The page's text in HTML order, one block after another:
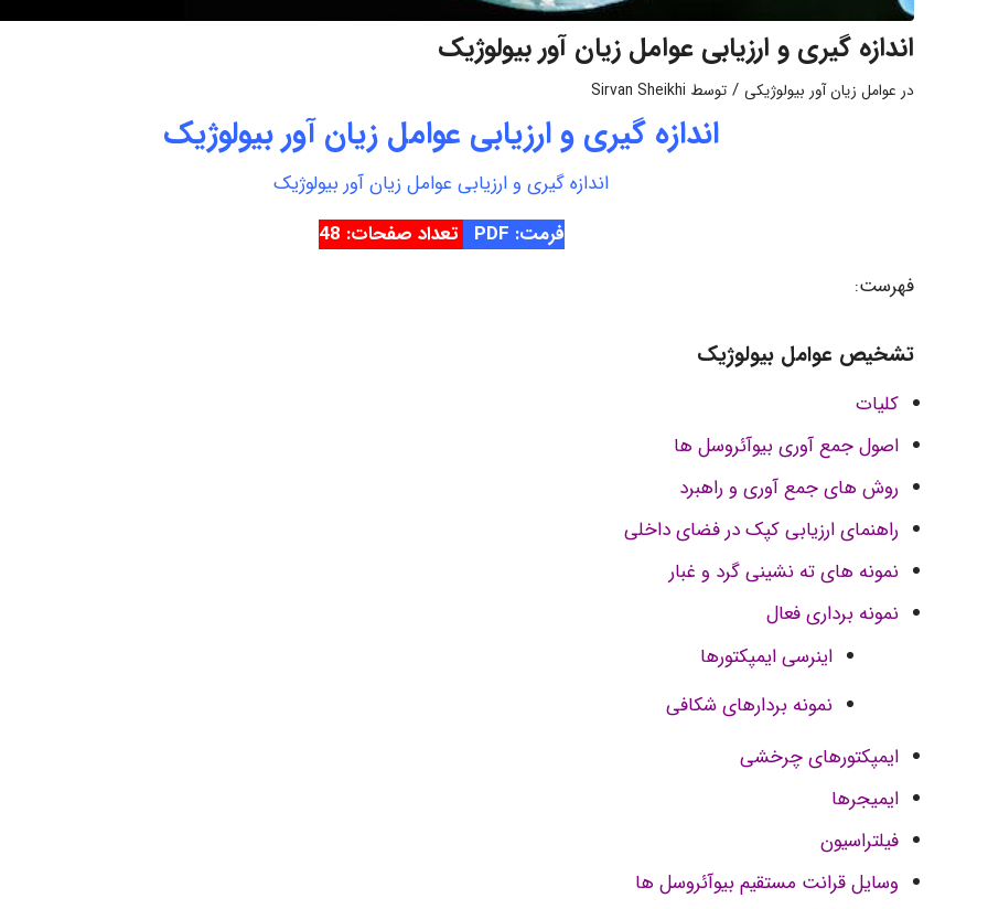
اندازه گیری و ارزیابی عوامل زیان آور بیولوژیک
در عوامل زیان آور بیولوژیکی / توسط Sirvan Sheikhi
اندازه گیری و ارزیابی عوامل زیان آور بیولوژیک
اندازه گیری و ارزیابی عوامل زیان آور بیولوژیک
فرمت: PDF
تعداد صفحات: 48
فهرست:
تشخیص عوامل بیولوژیک
کلیات
اصول جمع آوری بیوآئروسل ها
روش های جمع آوری و راهبرد
راهنمای ارزیابی کپک در فضای داخلی
نمونه های ته نشینی گرد و غبار
نمونه برداری فعال
اینرسی ایمپکتورها
نمونه بردارهای شکافی
ایمپکتورهای چرخشی
ایمیجرها
فیلتراسیون
وسایل قرانت مستقیم بیوآئروسل ها